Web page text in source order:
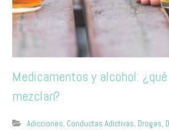
Medicamentos y alcohol:
mezclan?
Adicciones, Conductas Adictivas, Drogas,